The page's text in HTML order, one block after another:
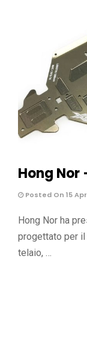
Hong Nor
Posted On 15
Hong Nor ha
progettato per il
telaio, …